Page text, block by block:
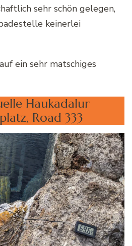
sehr schön gelegen,
keinerlei
ein sehr matschiges
Haukadalur
Road 333